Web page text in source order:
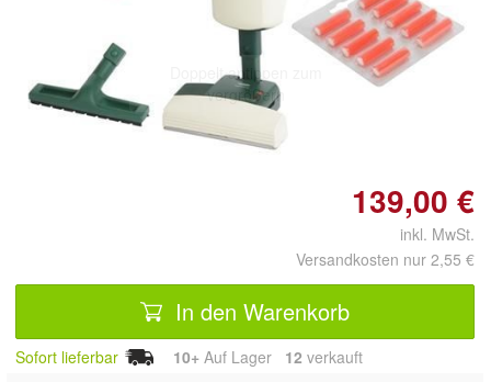
Doppelt antippen zum
vergrößern
139,00 €
inkl. MwSt.
Versandkosten nur 2,55 €
In den Warenkorb
Sofort lieferbar 10+ Auf Lager 12 verkauft